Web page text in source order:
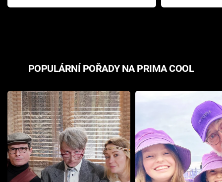
Pottera přišla s ráznou
přichází s
POPULÁRNÍ POŘADY NA PRIMA COOL